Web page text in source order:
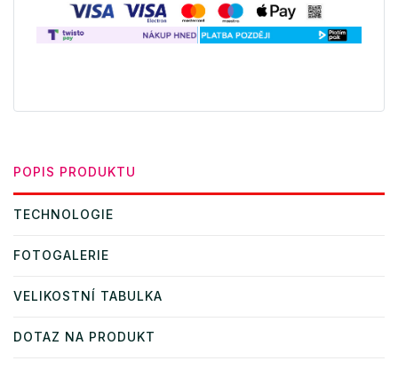
POPIS PRODUKTU
TECHNOLOGIE
FOTOGALERIE
VELIKOSTNÍ TABULKA
DOTAZ NA PRODUKT